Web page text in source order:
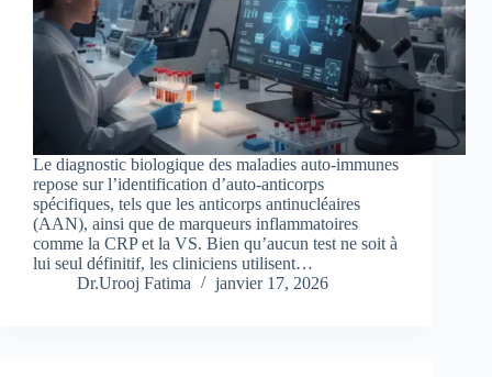
Le diagnostic biologique des maladies auto-immunes
repose sur l’identification d’auto-anticorps
spécifiques, tels que les anticorps antinucléaires
(AAN), ainsi que de marqueurs inflammatoires
comme la CRP et la VS. Bien qu’aucun test ne soit à
lui seul définitif, les cliniciens utilisent…
Dr.Urooj Fatima
janvier 17, 2026